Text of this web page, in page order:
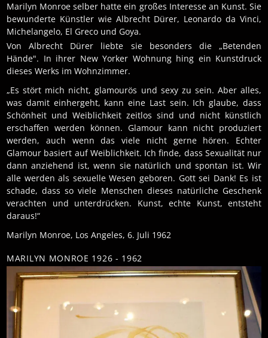
Marilyn Monroe selber hatte ein großes Interesse an Kunst. Sie
bewunderte Künstler wie Albrecht Dürer, Leonardo da Vinci,
Michelangelo, El Greco und Goya.
Von Albrecht Dürer liebte sie besonders die „Betenden
Hände". In ihrer New Yorker Wohnung hing ein Kunstdruck
dieses Werks im Wohnzimmer.
„Es stört mich nicht, glamourös und sexy zu sein. Aber alles,
was damit einhergeht, kann eine Last sein. Ich glaube, dass
Schönheit und Weiblichkeit zeitlos sind und nicht künstlich
erschaffen werden können. Glamour kann nicht produziert
werden, auch wenn das viele nicht gerne hören. Echter
Glamour basiert auf Weiblichkeit. Ich finde, dass Sexualität nur
dann anziehend ist, wenn sie natürlich und spontan ist. Wir
alle werden als sexuelle Wesen geboren. Gott sei Dank! Es ist
schade, dass so viele Menschen dieses natürliche Geschenk
verachten und unterdrücken. Kunst, echte Kunst, entsteht
daraus!“
Marilyn Monroe, Los Angeles, 6. Juli 1962
MARILYN MONROE 1926 - 1962